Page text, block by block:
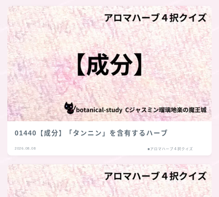
01440【成分】「タンニン」を含有するハーブ
2026.08.08 ■アロマハーブ４択クイズ